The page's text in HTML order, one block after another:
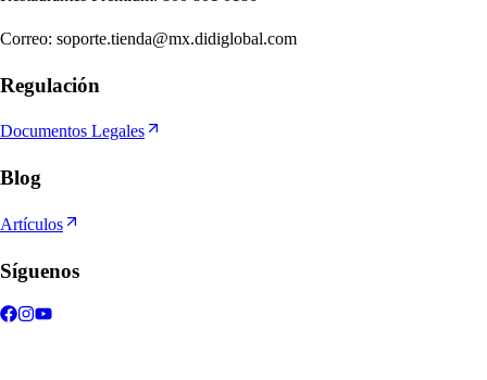
Correo: soporte.tienda@mx.didiglobal.com
Regulación
Documentos Legales
Blog
Artículos
Síguenos